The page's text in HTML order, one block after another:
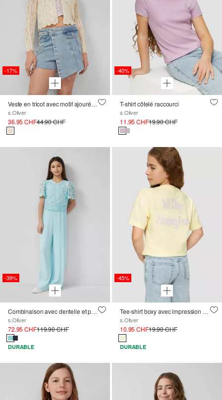
-17%
Veste en tricot avec motif ajouré et lien à nouer
s.Oliver
36.95 CHF44.90 CHF
-40%
T-shirt côtelé raccourci
s.Oliver
11.95 CHF19.90 CHF
-39%
Combinaison avec dentelle et plissé
s.Oliver
72.95 CHF119.90 CHF
DURABLE
-45%
Tee-shirt boxy avec impression au dos
s.Oliver
10.95 CHF19.90 CHF
DURABLE